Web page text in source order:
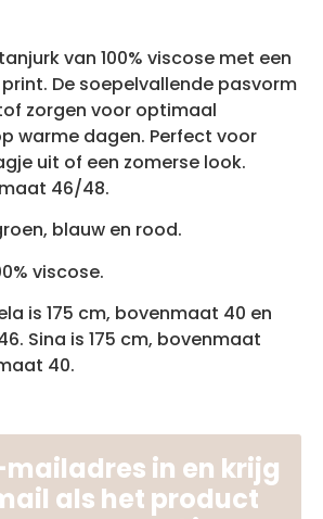
van 100% viscose met een
De soepelvallende pasvorm
zorgen voor optimaal
warme dagen. Perfect voor
uit of een zomerse look.
46/48.
blauw en rood.
viscose.
is 175 cm, bovenmaat 40 en
Sina is 175 cm, bovenmaat
40.
in en krijg
als het product